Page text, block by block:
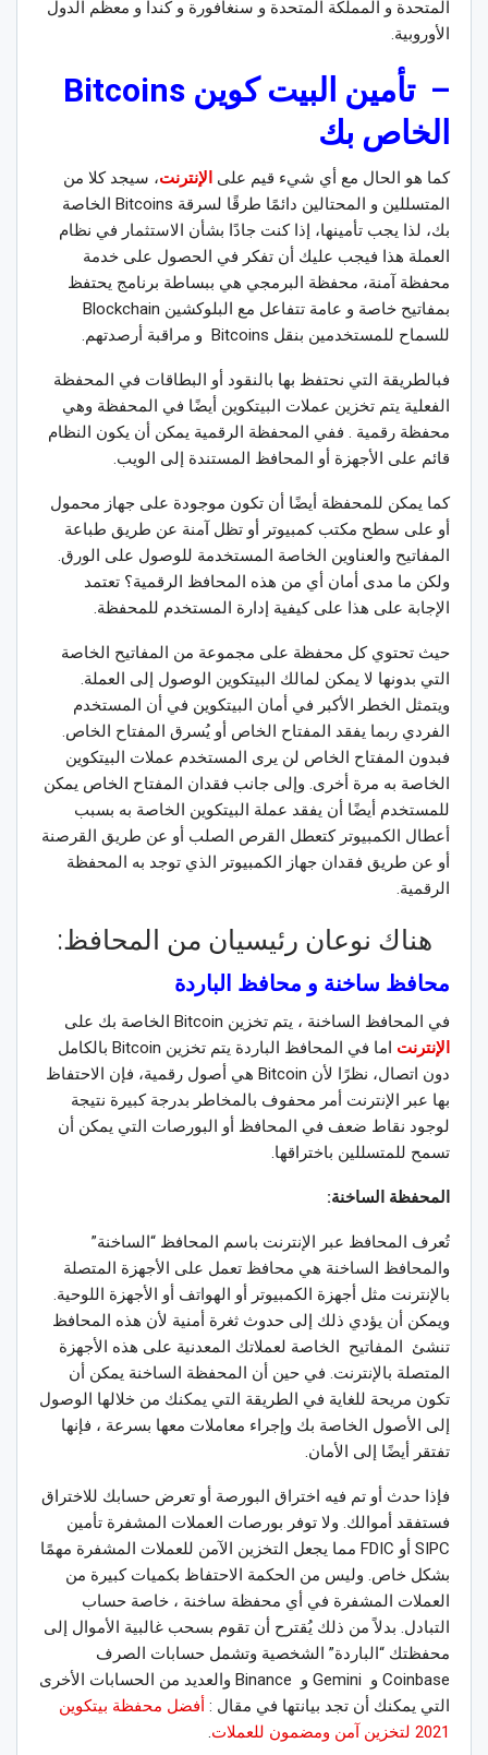
المتحدة و المملكة المتحدة و سنغافورة و كندا و معظم الدول
الأوروبية.
– تأمين البيت كوين
الخاص بك
كما هو الحال مع أي شيء قيم على الإنترنت، سيجد كلا من
المتسللين و المحتالين دائمًا طرقًا لسرقة Bitcoins الخاصة
بك، لذا يجب تأمينها، إذا كنت جادًا بشأن الاستثمار في نظام
العملة هذا فيجب عليك أن تفكر في الحصول على خدمة
محفظة آمنة، محفظة البرمجي هي ببساطة برنامج يحتفظ
بمفاتيح خاصة و عامة تتفاعل مع البلوكشين Blockchain
للسماح للمستخدمين بنقل Bitcoins و مراقبة أرصدتهم.
فبالطريقة التي نحتفظ بها بالنقود أو البطاقات في المحفظة
الفعلية يتم تخزين عملات البيتكوين أيضًا في المحفظة وهي
محفظة رقمية . ففي المحفظة الرقمية يمكن أن يكون النظام
قائم على الأجهزة أو المحافظ المستندة إلى الويب.
كما يمكن للمحفظة أيضًا أن تكون موجودة على جهاز محمول
أو على سطح مكتب كمبيوتر أو تظل آمنة عن طريق طباعة
المفاتيح والعناوين الخاصة المستخدمة للوصول على الورق.
ولكن ما مدى أمان أي من هذه المحافظ الرقمية؟ تعتمد
الإجابة على هذا على كيفية إدارة المستخدم للمحفظة.
حيث تحتوي كل محفظة على مجموعة من المفاتيح الخاصة
التي بدونها لا يمكن لمالك البيتكوين الوصول إلى العملة.
ويتمثل الخطر الأكبر في أمان البيتكوين في أن المستخدم
الفردي ربما يفقد المفتاح الخاص أو يُسرق المفتاح الخاص.
فبدون المفتاح الخاص لن يرى المستخدم عملات البيتكوين
الخاصة به مرة أخرى. وإلى جانب فقدان المفتاح الخاص يمكن
للمستخدم أيضًا أن يفقد عملة البيتكوين الخاصة به بسبب
أعطال الكمبيوتر كتعطل القرص الصلب أو عن طريق القرصنة
أو عن طريق فقدان جهاز الكمبيوتر الذي توجد به المحفظة
الرقمية.
هناك نوعان رئيسيان من المحافظ:
محافظ ساخنة و محافظ الباردة
في المحافظ الساخنة ، يتم تخزين Bitcoin الخاصة بك على
الإنترنت
اما في المحافظ الباردة يتم تخزين Bitcoin بالكامل
دون اتصال، نظرًا لأن Bitcoin هي أصول رقمية، فإن الاحتفاظ
بها عبر الإنترنت أمر محفوف بالمخاطر بدرجة كبيرة نتيجة
لوجود نقاط ضعف في المحافظ أو البورصات التي يمكن أن
تسمح للمتسللين باختراقها.
المحفظة الساخنة:
تُعرف المحافظ عبر الإنترنت باسم المحافظ “الساخنة”
والمحافظ الساخنة هي محافظ تعمل على الأجهزة المتصلة
بالإنترنت مثل أجهزة الكمبيوتر أو الهواتف أو الأجهزة اللوحية.
ويمكن أن يؤدي ذلك إلى حدوث ثغرة أمنية لأن هذه المحافظ
تنشئ المفاتيح الخاصة لعملاتك المعدنية على هذه الأجهزة
المتصلة بالإنترنت. في حين أن المحفظة الساخنة يمكن أن
تكون مريحة للغاية في الطريقة التي يمكنك من خلالها الوصول
إلى الأصول الخاصة بك وإجراء معاملات معها بسرعة ، فإنها
تفتقر أيضًا إلى الأمان.
فإذا حدث أو تم فيه اختراق البورصة أو تعرض حسابك للاختراق
فستفقد أموالك. ولا توفر بورصات العملات المشفرة تأمين
SIPC أو FDIC مما يجعل التخزين الآمن للعملات المشفرة مهمًا
بشكل خاص. وليس من الحكمة الاحتفاظ بكميات كبيرة من
العملات المشفرة في أي محفظة ساخنة ، خاصة حساب
التبادل. بدلاً من ذلك يُقترح أن تقوم بسحب غالبية الأموال إلى
محفظتك “الباردة” الشخصية وتشمل حسابات الصرف
Coinbase و Gemini و Binance والعديد من الحسابات الأخرى
التي يمكنك أن تجد بيانتها في مقال : أفضل محفظة بيتكوين
2021 لتخزين آمن ومضمون للعملات